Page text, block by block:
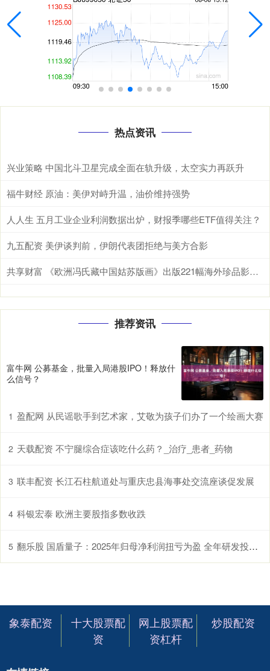
热点资讯
兴业策略 中国北斗卫星完成全面在轨升级，太空实力再跃升
福牛财经 原油：美伊对峙升温，油价维持强势
人人生 五月工业企业利润数据出炉，财报季哪些ETF值得关注？
九五配资 美伊谈判前，伊朗代表团拒绝与美方合影
共享财富 《欧洲冯氏藏中国姑苏版画》出版221幅海外珍品影像“归乡”
推荐资讯
富牛网 公募基金，批量入局港股IPO！释放什
么信号？
1 盈配网 从民谣歌手到艺术家，艾敬为孩子们办了一个绘画大赛
2 天载配资 不宁腿综合症该吃什么药？_治疗_患者_药物
3 联丰配资 长江石柱航道处与重庆忠县海事处交流座谈促发展
4 科银宏泰 欧洲主要股指多数收跌
5 翻乐股 国盾量子：2025年归母净利润扭亏为盈 全年研发投入超亿元
象泰配资
十大股票配
资
网上股票配
资杠杆
炒股配资